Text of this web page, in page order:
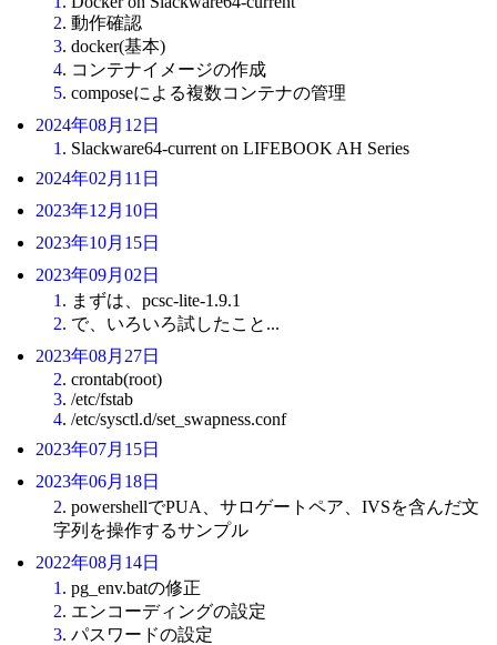
2. 動作確認
3. docker(基本)
4. コンテナイメージの作成
5. composeによる複数コンテナの管理
2024年08月12日
1 . Slackware64-current on LIFEBOOK AH Series
2024年02月11日
2023年12月10日
2023年10月15日
2023年09月02日
1 . まずは、pcsc-lite-1.9.1
2. で、いろいろ試したこと...
2023年08月27日
2. crontab(root)
3. /etc/fstab
4. /etc/sysctl.d/set_swapness.conf
2023年07月15日
2023年06月18日
2. powershellでPUA、サロゲートペア、IVSを含んだ文
字列を操作するサンプル
2022年08月14日
1 . pg_env.batの修正
2. エンコーディングの設定
3. パスワードの設定